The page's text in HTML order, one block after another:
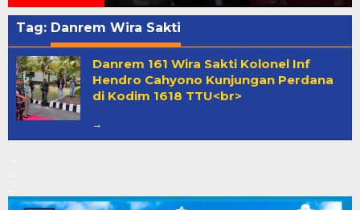
Tag: Danrem Wira Sakti
Danrem 161 Wira Sakti Kolonel Inf
Hendro Cahyono Kunjungan Perdana
di Kodim 1618 TTU<br>